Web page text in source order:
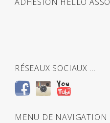
RÉSEAUX SOCIAUX …
MENU DE NAVIGATION